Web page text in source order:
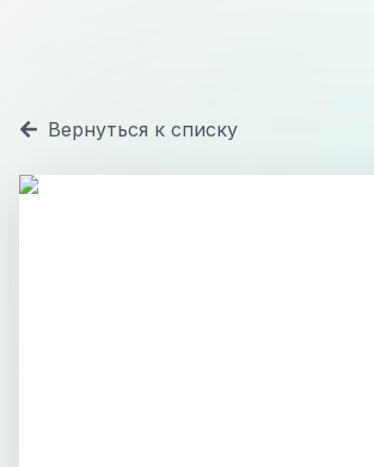
Вернуться к списку